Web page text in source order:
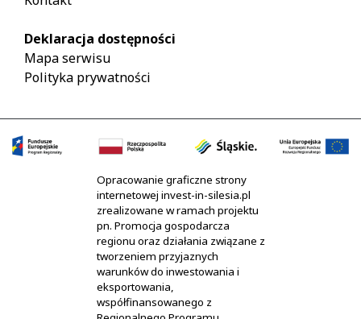
Deklaracja dostępności
Mapa serwisu
Polityka prywatności
Opracowanie graficzne strony
internetowej invest-in-silesia.pl
zrealizowane w ramach projektu
pn. Promocja gospodarcza
regionu oraz działania związane z
tworzeniem przyjaznych
warunków do inwestowania i
eksportowania,
współfinansowanego z